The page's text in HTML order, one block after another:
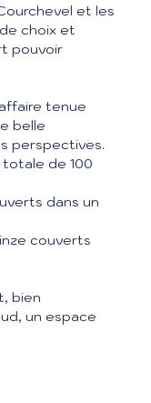
et les
choix et
pouvoir
tenue
belle
perspectives.
de 100
dans un
couverts
bien
un espace